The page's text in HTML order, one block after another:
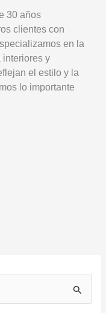
30 años
clientes con
en la
interiores y
el estilo y la
lo importante